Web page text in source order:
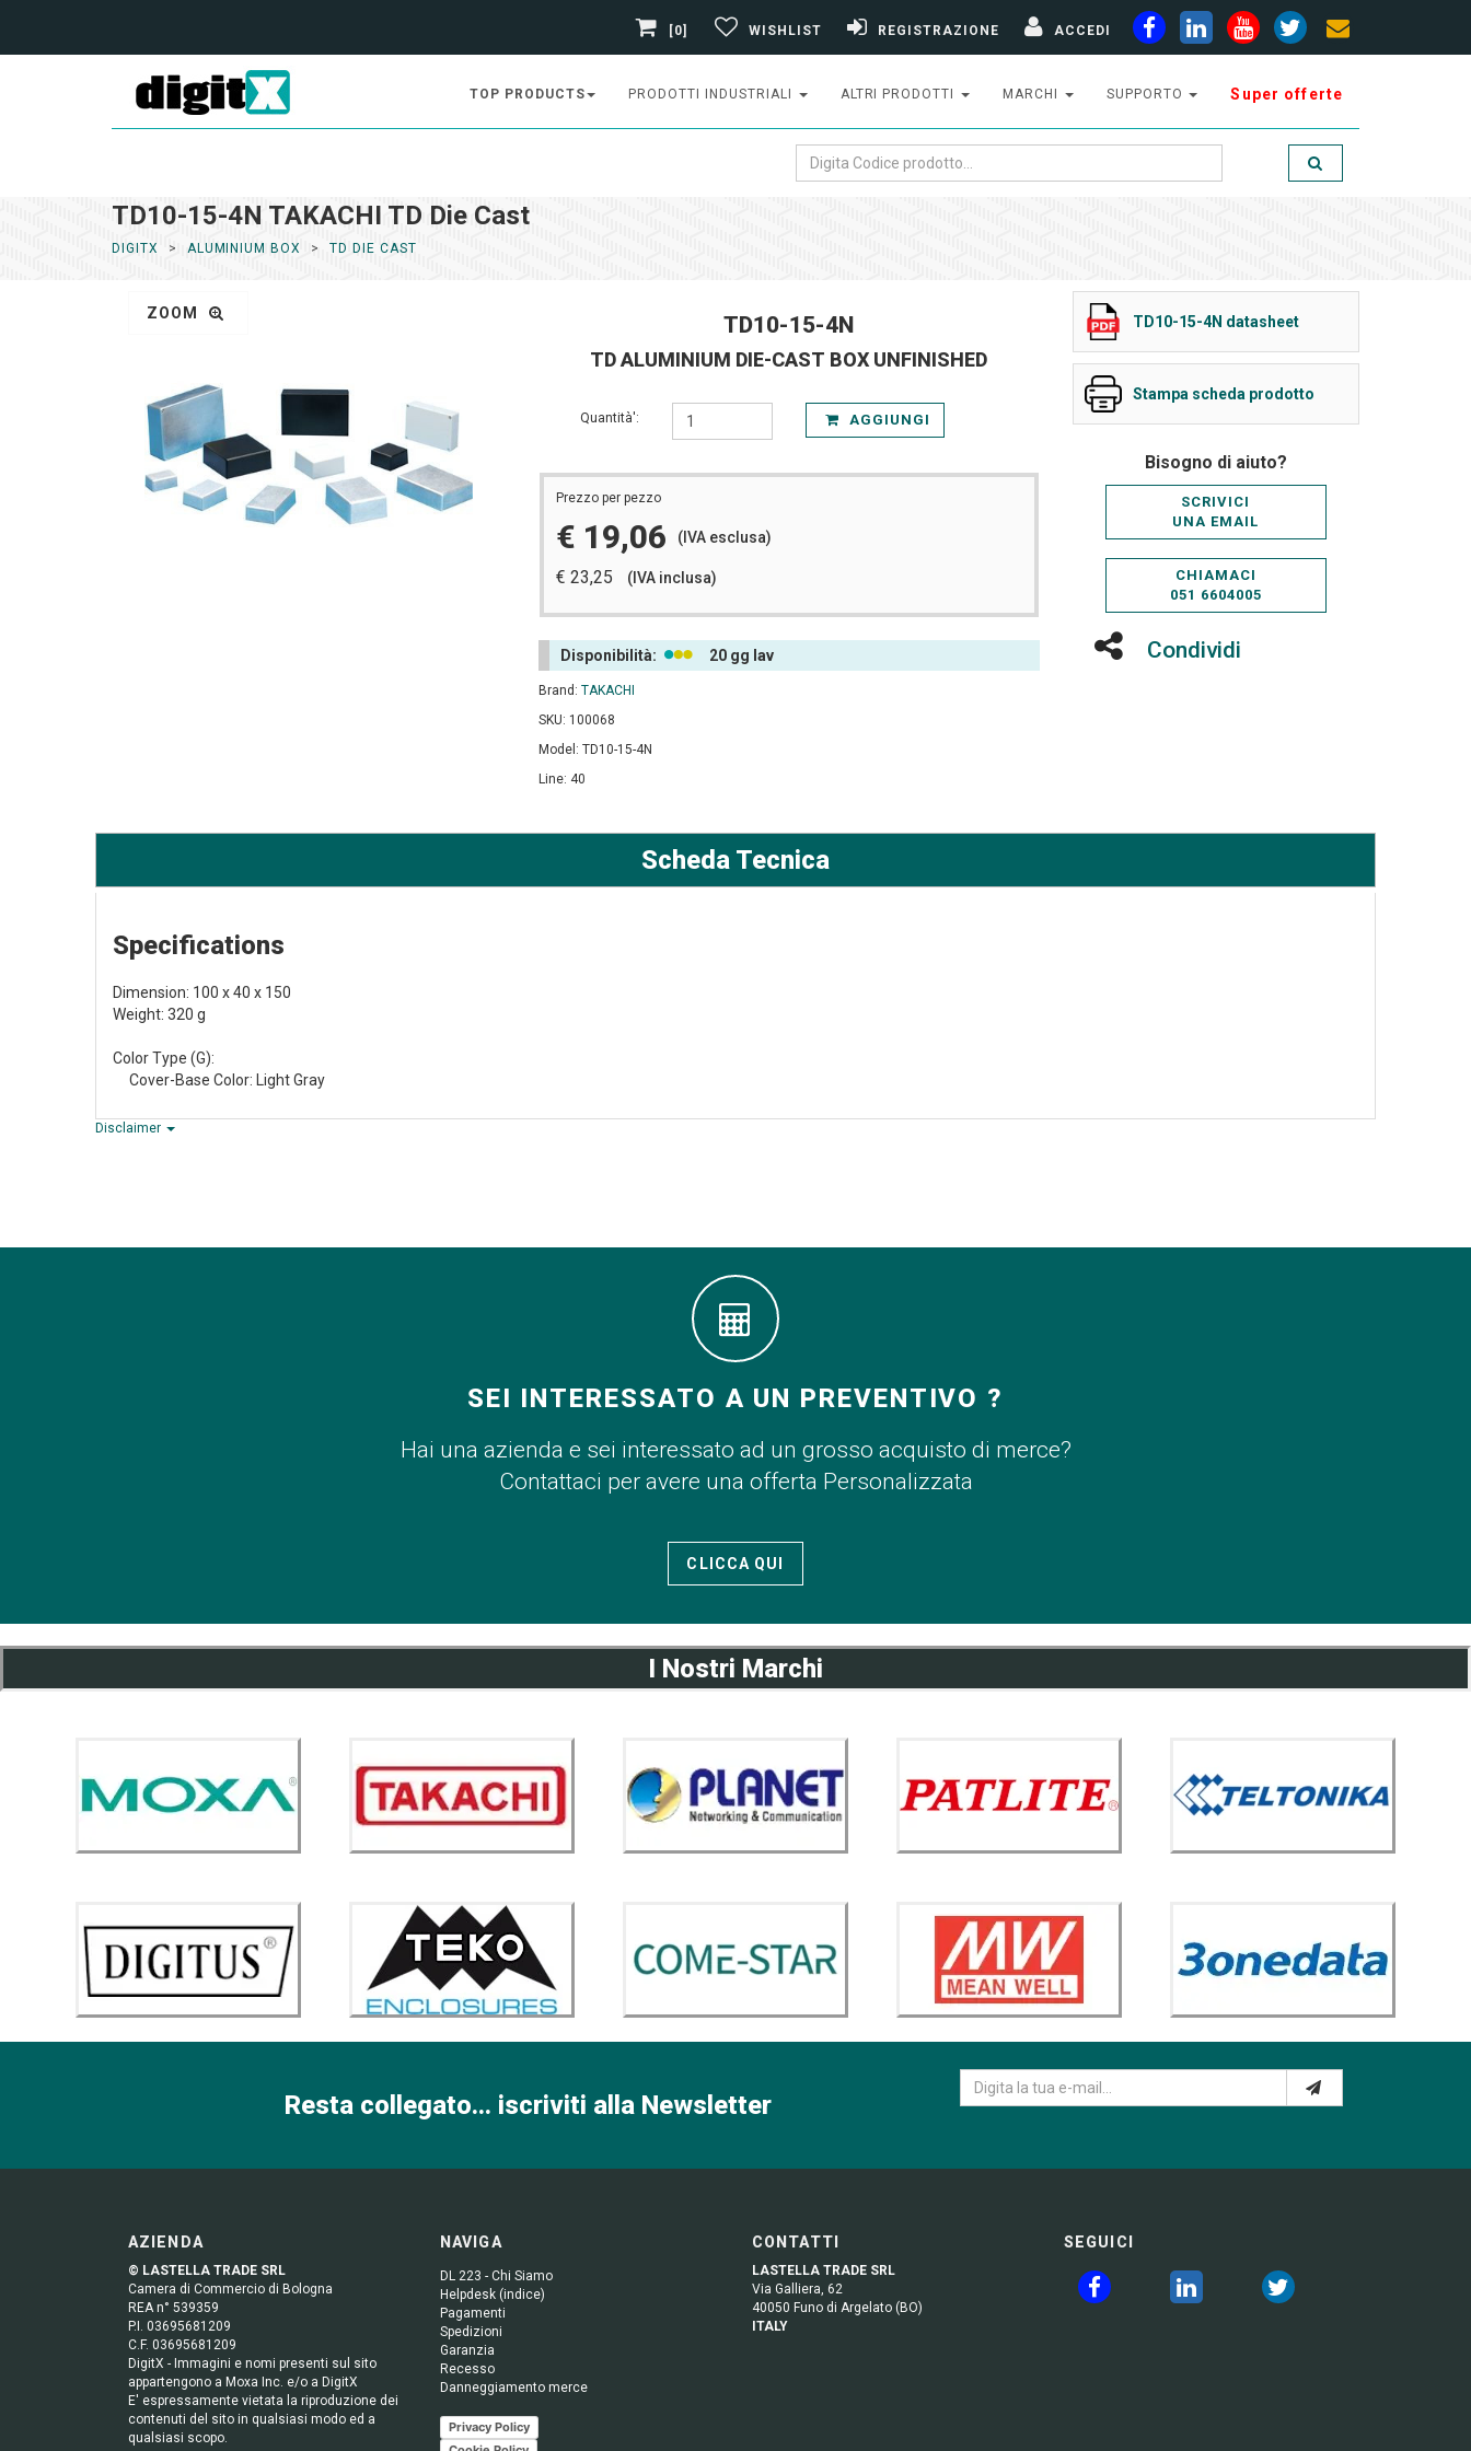
[0] WISHLIST REGISTRAZIONE ACCEDI
TOP PRODUCTS PRODOTTI INDUSTRIALI ALTRI PRODOTTI MARCHI SUPPORTO Super offerte
TD10-15-4N TAKACHI TD Die Cast
DIGITX ALUMINIUM BOX TD DIE CAST
ZOOM TD10-15-4N
TD ALUMINIUM DIE-CAST BOX UNFINISHED
Quantità': AGGIUNGI
Prezzo per pezzo
€ 19,06 (IVA esclusa)
€ 23,25 (IVA inclusa)
Disponibilità: 20 gg lav
Brand: TAKACHI
SKU: 100068
Model: TD10-15-4N
Line: 40
TD10-15-4N datasheet
Stampa scheda prodotto
Bisogno di aiuto?
SCRIVICI
UNA EMAIL
CHIAMACI
051 6604005
Condividi
Scheda Tecnica
Specifications
Dimension: 100 x 40 x 150
Weight: 320 g
Color Type (G):
Cover-Base Color: Light Gray
Disclaimer
SEI INTERESSATO A UN PREVENTIVO ?
Hai una azienda e sei interessato ad un grosso acquisto di merce?
Contattaci per avere una offerta Personalizzata
CLICCA QUI
I Nostri Marchi
Resta collegato... iscriviti alla Newsletter
AZIENDA
© LASTELLA TRADE SRL
Camera di Commercio di Bologna
REA n° 539359
P.I. 03695681209
C.F. 03695681209
DigitX - Immagini e nomi presenti sul sito
appartengono a Moxa Inc. e/o a DigitX
E' espressamente vietata la riproduzione dei
contenuti del sito in qualsiasi modo ed a
qualsiasi scopo.
NAVIGA
DL 223 - Chi Siamo
Helpdesk (indice)
Pagamenti
Spedizioni
Garanzia
Recesso
Danneggiamento merce
Privacy Policy
CONTATTI
LASTELLA TRADE SRL
Via Galliera, 62
40050 Funo di Argelato (BO)
ITALY
SEGUICI